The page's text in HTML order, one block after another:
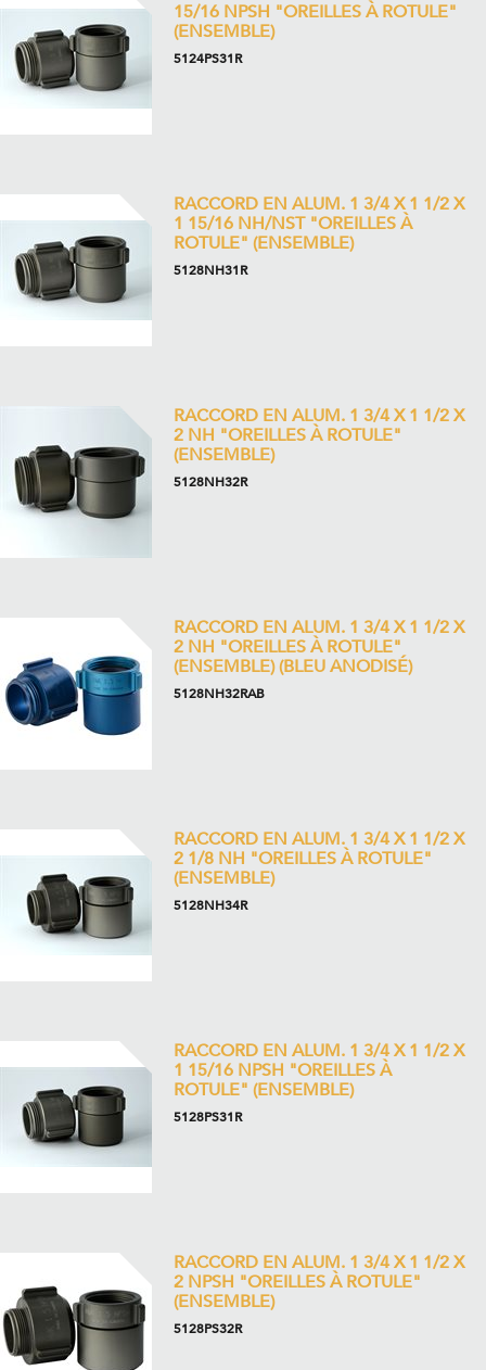
15/16 NPSH "OREILLES À ROTULE"
(ENSEMBLE)
5124PS31R
RACCORD EN ALUM. 1 3/4 X 1 1/2 X
1 15/16 NH/NST "OREILLES À
ROTULE" (ENSEMBLE)
5128NH31R
RACCORD EN ALUM. 1 3/4 X 1 1/2 X
2 NH "OREILLES À ROTULE"
(ENSEMBLE)
5128NH32R
RACCORD EN ALUM. 1 3/4 X 1 1/2 X
2 NH "OREILLES À ROTULE"
(ENSEMBLE) (BLEU ANODISÉ)
5128NH32RAB
RACCORD EN ALUM. 1 3/4 X 1 1/2 X
2 1/8 NH "OREILLES À ROTULE"
(ENSEMBLE)
5128NH34R
RACCORD EN ALUM. 1 3/4 X 1 1/2 X
1 15/16 NPSH "OREILLES À
ROTULE" (ENSEMBLE)
5128PS31R
RACCORD EN ALUM. 1 3/4 X 1 1/2 X
2 NPSH "OREILLES À ROTULE"
(ENSEMBLE)
5128PS32R